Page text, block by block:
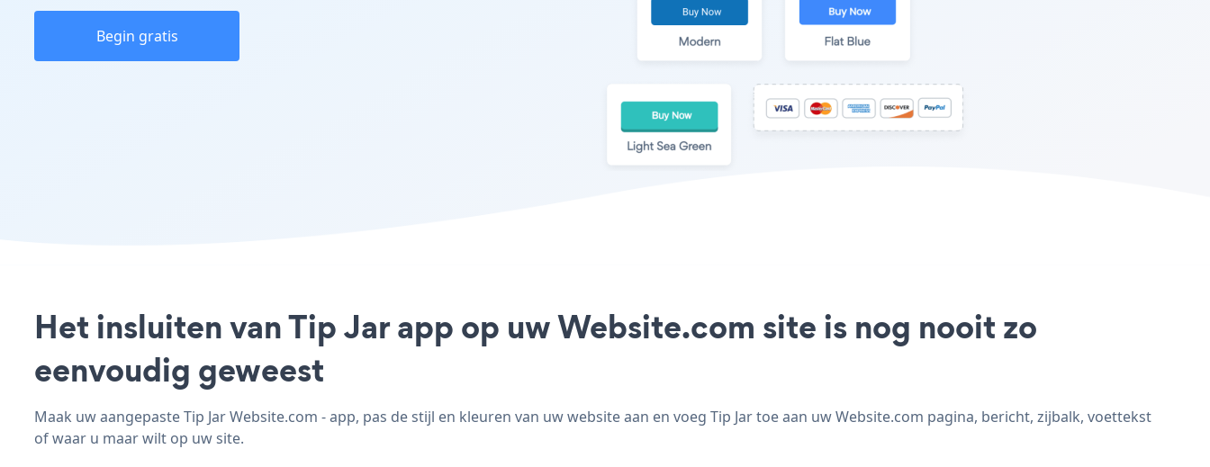
Begin gratis
Het insluiten van Tip Jar app op uw Website.com site is nog nooit zo
eenvoudig geweest
Maak uw aangepaste Tip Jar Website.com - app, pas de stijl en kleuren van uw website aan en voeg Tip Jar toe aan uw Website.com pagina, bericht, zijbalk, voettekst
of waar u maar wilt op uw site.